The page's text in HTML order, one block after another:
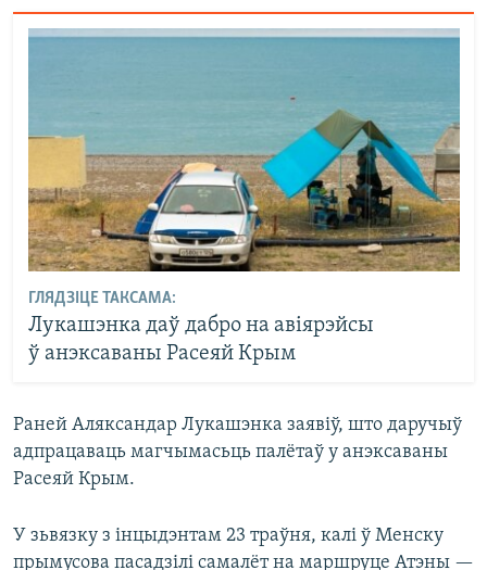
ГЛЯДЗІЦЕ ТАКСАМА:
Лукашэнка даў дабро на авіярэйсы
ў анэксаваны Расеяй Крым
Раней Аляксандар Лукашэнка заявіў, што даручыў
адпрацаваць магчымасьць палётаў у анэксаваны
Расеяй Крым.
У зьвязку з інцыдэнтам 23 траўня, калі ў Менску
прымусова пасадзілі самалёт на маршруце Атэны —